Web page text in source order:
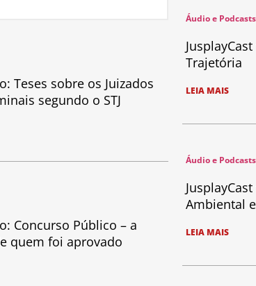
Teses sobre os Juizados
segundo o STJ
Concurso Público – a
quem foi aprovado
Áudio e Podcasts
Trajetória
LEIA MAIS
Áudio e Podcasts
Ambiental
LEIA MAIS